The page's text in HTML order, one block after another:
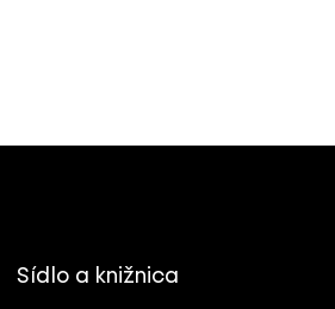
Sídlo a knižnica